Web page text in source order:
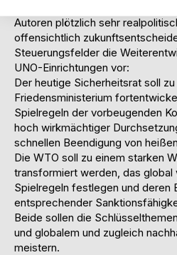
Autoren plötzlich sehr
offensichtlich
Steuerungsfelder die
UNO-Einrichtungen vor:
Der heutige Sicherheitsrat soll
Friedensministerium
Spielregeln der vorbeugenden
hoch wirkmächtiger
schnellen Beendigung von
Die WTO soll zu einem starken
transformiert werden, das global
Spielregeln festlegen und deren
entsprechender
Beide sollen die
und globalem und zugleich
meistern.